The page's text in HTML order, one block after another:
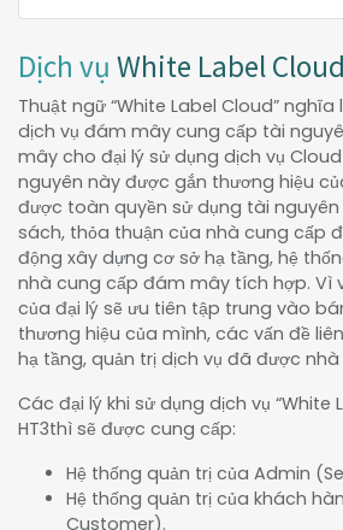
Dịch vụ White Label Cloud
Thuật ngữ “White Label Cloud”
dịch vụ đám mây cung cấp tài
mây cho đại lý sử dụng dịch vụ
nguyên này được gắn thương hiệu
được toàn quyền sử dụng tài
sách, thỏa thuận của nhà cung cấp
động xây dựng cơ sở hạ tầng, hệ
nhà cung cấp đám mây tích hợp. Vì
của đại lý sẽ ưu tiên tập trung vào
thương hiệu của mình, các vấn đề
hạ tầng, quản trị dịch vụ đã được
Các đại lý khi sử dụng dịch vụ “White
HT3thì sẽ được cung cấp:
Hệ thống quản trị của Admin
Hệ thống quản trị của khách
Customer).